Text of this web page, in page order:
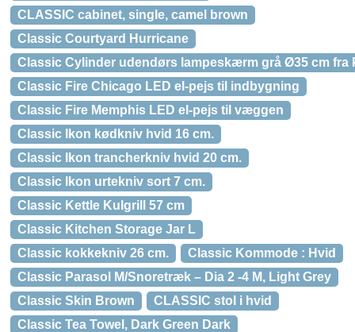
CLASSIC cabinet, single, camel brown
Classic Courtyard Hurricane
Classic Cylinder udendørs lampeskærm grå Ø35 cm fra
Classic Fire Chicago LED el-pejs til indbygning
Classic Fire Memphis LED el-pejs til væggen
Classic Ikon kødkniv hvid 16 cm.
Classic Ikon trancherkniv hvid 20 cm.
Classic Ikon urtekniv sort 7 cm.
Classic Kettle Kulgrill 57 cm
Classic Kitchen Storage Jar L
Classic kokkekniv 26 cm.
Classic Kommode : Hvid
Classic Parasol M/Snoretræk – Dia 2 -4 M, Light Grey
Classic Skin Brown
CLASSIC stol i hvid
Classic Tea Towel, Dark Green Dark